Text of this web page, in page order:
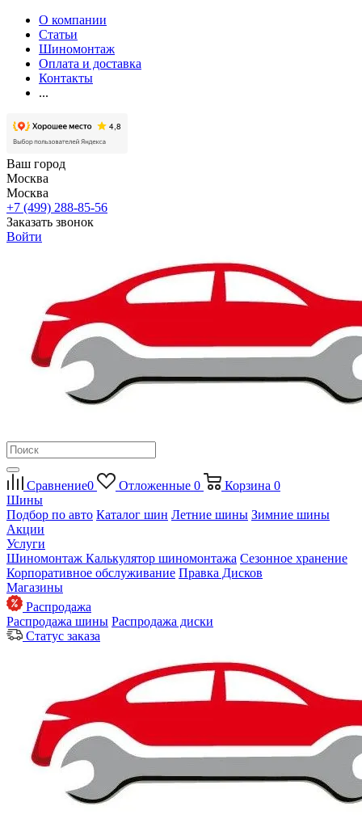
О компании
Статьи
Шиномонтаж
Оплата и доставка
Контакты
...
Ваш город
Москва
Москва
+7 (499) 288-85-56
Заказать звонок
Войти
Сравнение0 Отложенные 0 Корзина 0
Шины
Подбор по авто Каталог шин Летние шины Зимние шины
Акции
Услуги
Шиномонтаж Калькулятор шиномонтажа Сезонное хранение
Корпоративное обслуживание Правка Дисков
Магазины
Распродажа
Распродажа шины Распродажа диски
Статус заказа